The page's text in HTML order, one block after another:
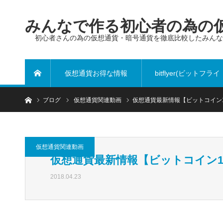
みんなで作る初心者の為の
初心者さんの為の仮想通貨・暗号通貨を徹底比較したみん
仮想通貨お得な情報 bitflyer(ビットフライ
ヤー)
ホームブログ 仮想通貨関連動画 仮想通貨最新情報【ビットコイ
仮想通貨関連動画
仮想通貨最新情報【ビットコイン
2018.04.23